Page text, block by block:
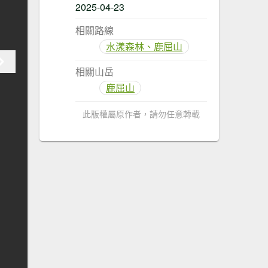
2025-04-23
相關路線
水漾森林、鹿屈山
相關山岳
鹿屈山
此版權屬原作者，請勿任意轉載